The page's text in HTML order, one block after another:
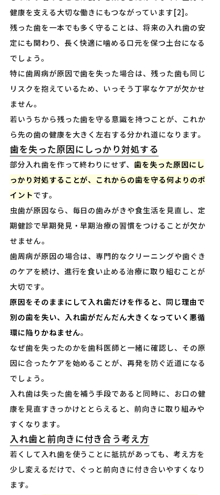
健康を支える大切な働きにもつながっています[2]。
残った歯を一本でも多く守ることは、将来の入れ歯の安
定にも関わり、長く快適に噛める口元を保つ土台になる
でしょう。
特に歯周病が原因で歯を失った場合は、残った歯も同じ
リスクを抱えているため、いっそう丁寧なケアが欠かせ
ません。
若いうちから残った歯を守る意識を持つことが、これか
ら先の歯の健康を大きく左右する分かれ道になります。
歯を失った原因にしっかり対処する
部分入れ歯を作って終わりにせず、 歯を失った原因にし
っかり対処することが、これからの歯を守る何よりのポ
イントです。
虫歯が原因なら、毎日の歯みがきや食生活を見直し、定
期健診で早期発見・早期治療の習慣をつけることが欠か
せません。
歯周病が原因の場合は、専門的なクリーニングや歯ぐき
のケアを続け、進行を食い止める治療に取り組むことが
大切です。
原因をそのままにして入れ歯だけを作ると、同じ理由で
別の歯を失い、入れ歯がだんだん大きくなっていく悪循
環に陥りかねません。
なぜ歯を失ったのかを歯科医師と一緒に確認し、その原
因に合ったケアを始めることが、再発を防ぐ近道になる
でしょう。
入れ歯は失った歯を補う手段であると同時に、お口の健
康を見直すきっかけととらえると、前向きに取り組みや
すくなります。
入れ歯と前向きに付き合う考え方
若くして入れ歯を使うことに抵抗があっても、考え方を
少し変えるだけで、ぐっと前向きに付き合いやすくなり
ます。